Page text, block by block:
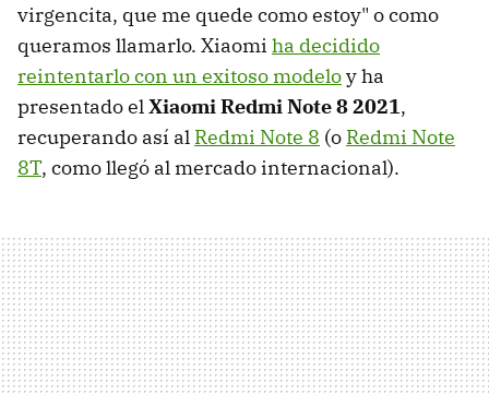
virgencita, que me quede como estoy" o como
queramos llamarlo. Xiaomi ha decidido
reintentarlo con un exitoso modeloy ha
presentado el Xiaomi Redmi Note 8 2021,
recuperando así al Redmi Note 8 (o Redmi Note
8T, como llegó al mercado internacional).